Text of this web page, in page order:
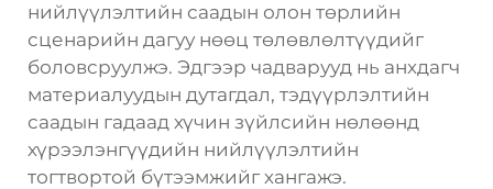
нийлүүлэлтийн саадын олон төрлийн
сценарийн дагуу нөөц төлөвлөлтүүдийг
боловсруулжэ. Эдгээр чадварууд нь анхдагч
материалуудын дутагдал, тэдүүрлэлтийн
саадын гадаад хүчин зүйлсийн нөлөөнд
хүрээлэнгүүдийн нийлүүлэлтийн
тогтвортой бүтээмжийг хангажэ.